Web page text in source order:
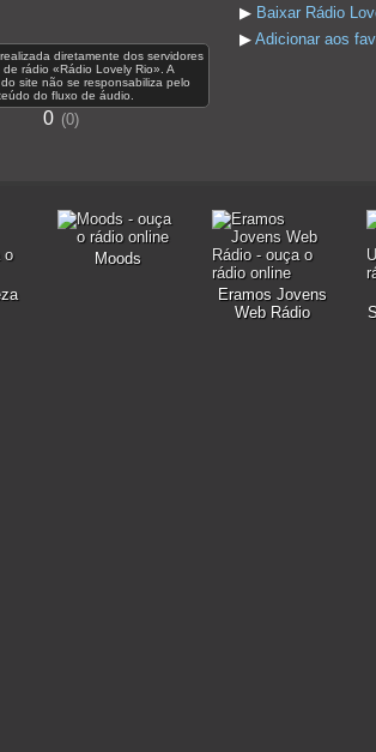
diretamente dos servidores
rádio «Rádio Lovely Rio». A
site não se responsabiliza pelo
do fluxo de áudio.
0 0
▶ Baixar Rádio
▶ Adicionar aos
Moods
Eramos Jovens
Web Rádio